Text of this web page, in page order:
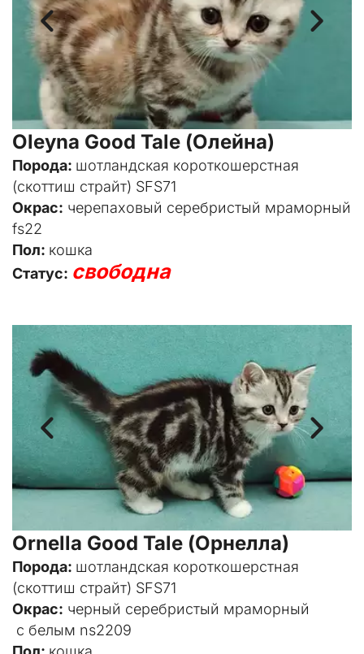
Oleyna Good Tale (Олейна)
Порода: шотландская короткошерстная
(скоттиш страйт) SFS71
Окрас: черепаховый серебристый мраморный
fs22
Пол: кошка
Статус: свободна
Ornella Good Tale (Орнелла)
Порода: шотландская короткошерстная
(скоттиш страйт) SFS71
Окрас: черный серебристый мраморный
с белым ns2209